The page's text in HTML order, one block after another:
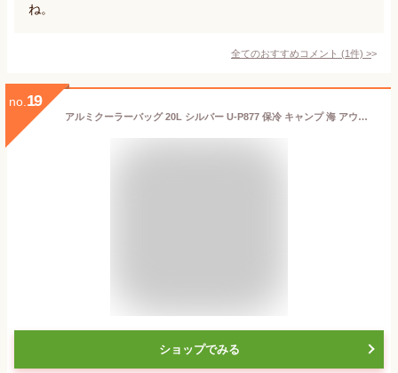
ね。
全てのおすすめコメント (1件) >
no. 19
アルミクーラーバッグ 20L シルバー U-P877 保冷 キャンプ 海 アウトドア
ショップでみる